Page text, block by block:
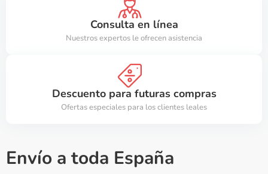
Consulta en línea
Nuestros expertos le ofrecen asistencia
Descuento para futuras compras
Ofertas especiales para los clientes leales
Envío a toda España